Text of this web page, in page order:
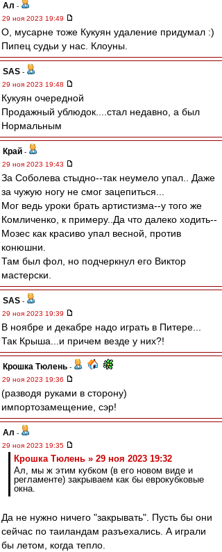
Ал -
29 ноя 2023 19:49
О, мусарне тоже Кукуян удаление придумал :)
Пипец судьи у нас. Клоуны.
SAS -
29 ноя 2023 19:48
Кукуян очередной
Продажный ублюдок....стал недавно, а был
Нормальным
Край -
29 ноя 2023 19:43
За Соболева стыдно--так неумело упал.. Даже
за чужую ногу не смог зацепиться...
Мог ведь уроки брать артистизма--у того же
Комличенко, к примеру..Да что далеко ходить--
Мозес как красиво упал весной, против
конюшни.
Там был фол, но подчеркнул его Виктор
мастерски.
SAS -
29 ноя 2023 19:39
В ноябре и декабре надо играть в Питере...
Так Крыша...и причем везде у них?!
Крошка Тюлень -
29 ноя 2023 19:36
(разводя руками в сторону)
импортозамещение, сэр!
Ал -
29 ноя 2023 19:35
Крошка Тюлень » 29 ноя 2023 19:32
Ал, мы ж этим кубком (в его новом виде и
регламенте) закрываем как бы еврокубковые
окна.
Да не нужно ничего "закрывать". Пусть бы они
сейчас по таиландам разъехались. А играли
бы летом, когда тепло.